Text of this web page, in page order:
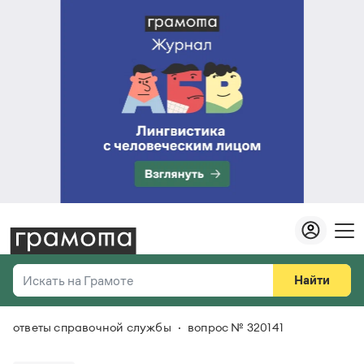
Искать на Грамоте
Справочная служба
Найти
Везде
ответы справочной службы вопрос № 320141